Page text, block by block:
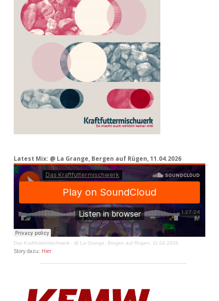
Latest Mix: @ La Grange, Bergen auf Rügen, 11.04.2026
Das Kraftfuttermischwerk · @ La Grange, Bergen auf Rügen, 11.04.2026
Story dazu: Hier.